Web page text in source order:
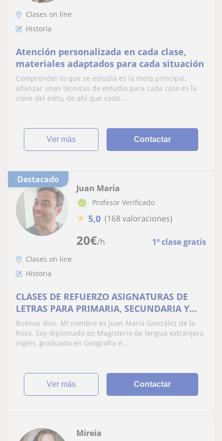
Clases on line
Historia
Atención personalizada en cada clase,
materiales adaptados para cada situación
Comprender lo que se estudia es la meta principal,
afianzar unas técnicas de estudio para cada caso es la
clave del éxito, de ahí que cada...
ver más Contactar
Destacado
20€/h 1ª clase gratis
Juan Maria
Profesor Verificado
★ 5,0 (168 valoraciones)
Clases on line
Historia
CLASES DE REFUERZO ASIGNATURAS DE
LETRAS PARA PRIMARIA, SECUNDARIA Y
BACHILLERATO. SEGUIMIENTO
,CORRECCIÓN Y DEFENSA DE TFG Y TFM
Buenos días. Mi nombre es Juan María González de la
Rosa. Soy diplomado en Magisterio de lengua extranjera
inglés, graduado en Geografía e...
ver más Contactar
Mireia